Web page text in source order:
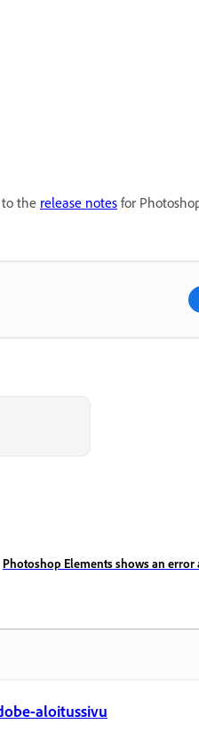
to the release notes for
Photoshop Elements shows an
aloitussivu